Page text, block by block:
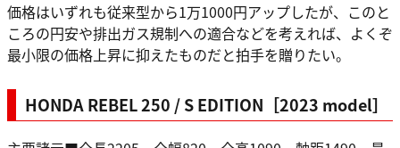
価格はいずれも従来型から1万1000円アップしたが、このと
ころの円安や排出ガス規制への適合などを考えれば、よくぞ
最小限の価格上昇に抑えたものだと拍手を贈りたい。
HONDA REBEL 250 / S EDITION［2023 model］